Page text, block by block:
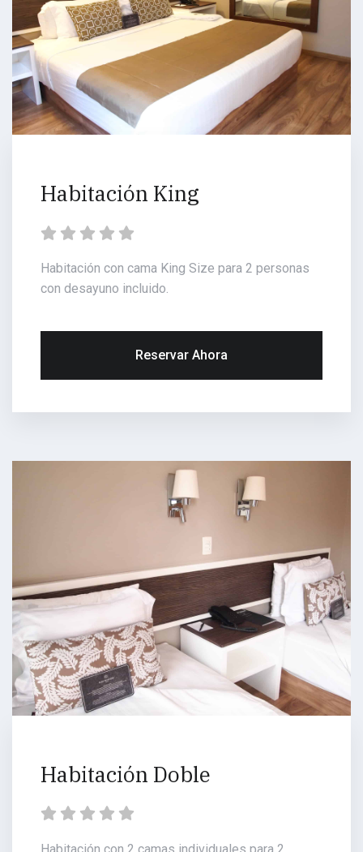
Habitación King
Habitación con cama King Size para 2 personas
con desayuno incluido.
Reservar Ahora
Habitación Doble
Habitación con 2 camas individuales para 2